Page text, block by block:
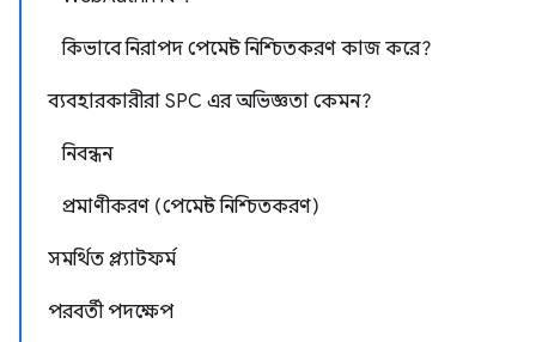
কিভাবে নিরাপদ পেমেন্ট নিশ্চিতকরণ কাজ করে?
ব্যবহারকারীরা SPC এর অভিজ্ঞতা কেমন?
নিবন্ধন
প্রমাণীকরণ (পেমেন্ট নিশ্চিতকরণ)
সমর্থিত প্ল্যাটফর্ম
পরবর্তী পদক্ষেপ